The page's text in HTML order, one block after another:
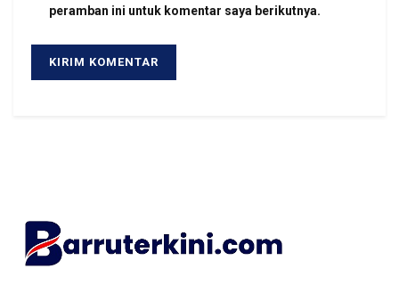
peramban ini untuk komentar saya berikutnya.